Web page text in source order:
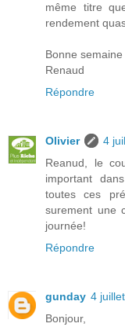
même titre
rendement
Bonne
Renaud
Répondre
Olivier
4
Reanud, le
important
toutes ces
surement une
journée!
Répondre
gunday 4
Bonjour,